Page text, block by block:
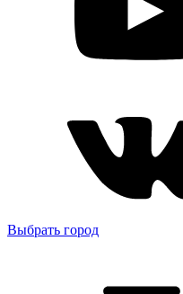
Выбрать город